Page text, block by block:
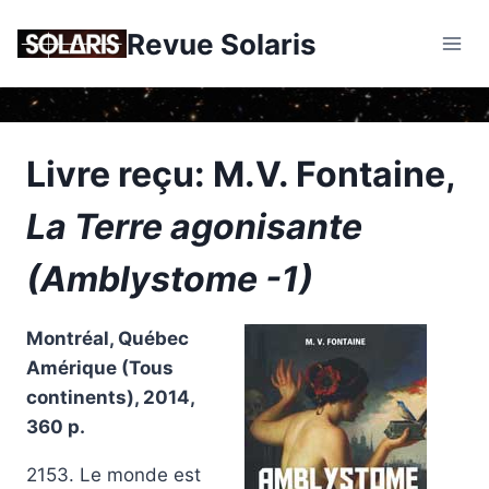
Revue Solaris
Livre reçu: M.V. Fontaine,
La Terre agonisante
(Amblystome -1)
Montréal, Québec
Amérique (Tous
continents), 2014,
360 p.
2153. Le monde est